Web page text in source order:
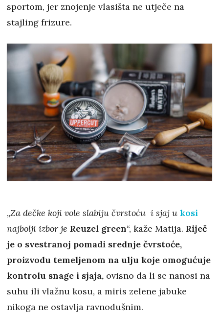
sportom, jer znojenje vlasišta ne utječe na
stajling frizure.
„Za dečke koji vole slabiju čvrstoću i sjaj u kosi
najbolji izbor je Reuzel green“, kaže Matija. Riječ
je o svestranoj pomadi srednje čvrstoće,
proizvodu temeljenom na ulju koje omogućuje
kontrolu snage i sjaja, ovisno da li se nanosi na
suhu ili vlažnu kosu, a miris zelene jabuke
nikoga ne ostavlja ravnodušnim.